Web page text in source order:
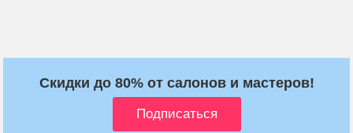
Скидки до 80% от салонов и мастеров!